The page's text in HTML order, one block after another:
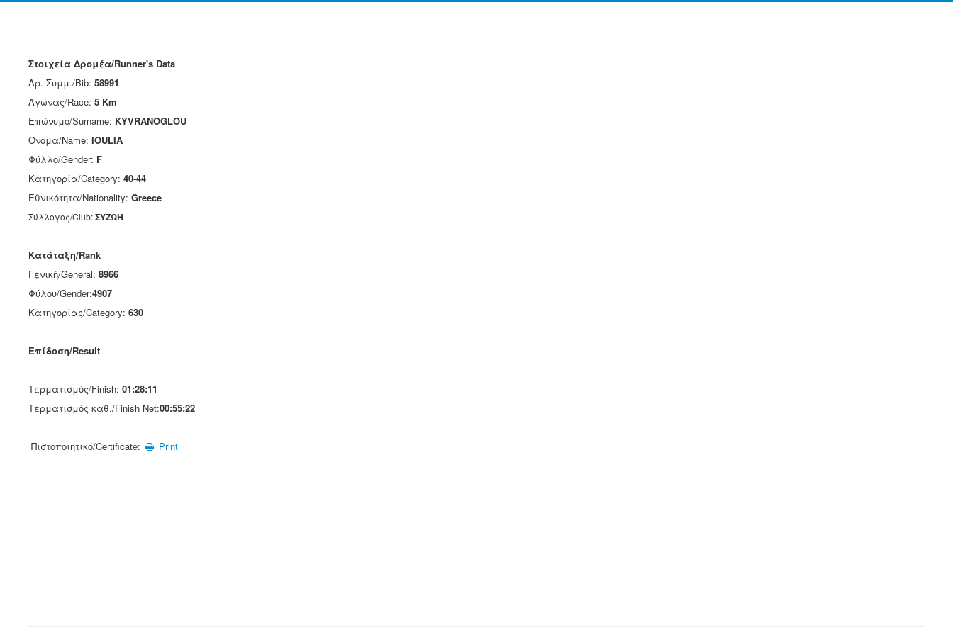
Στοιχεία Δρομέα/Runner's Data
Αρ. Συμμ./Bib: 58991
Αγώνας/Race: 5 Km
Επώνυμο/Surname: KYVRANOGLOU
Όνομα/Name: IOULIA
Φύλλο/Gender: F
Κατηγορία/Category: 40-44
Εθνικότητα/Nationality: Greece
Σύλλογος/Club:ΣΥΖΩΗ
Κατάταξη/Rank
Γενική/General: 8966
Φύλου/Gender:4907
Κατηγορίας/Category: 630
Επίδοση/Result
Τερματισμός/Finish: 01:28:11
Τερματισμός καθ./Finish Net:00:55:22
Πιστοποιητικό/Certificate: Print